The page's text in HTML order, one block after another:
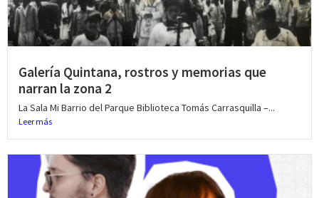
Galería Quintana, rostros y memorias que
narran la zona 2
La Sala Mi Barrio del Parque Biblioteca Tomás Carrasquilla –...
Leer más